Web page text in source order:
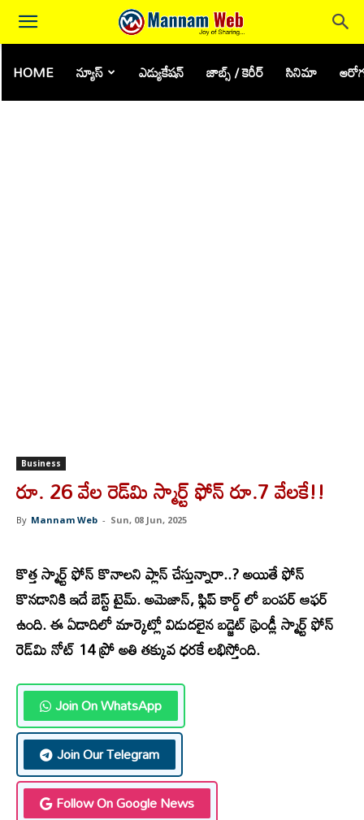
HOME న్యూస్ ఎడ్యుకేషన్ జాబ్స్ / కెరీర్ సినిమా
Business
రూ. 26 వేల రెడ్‌మి స్మార్ట్ ఫోన్ రూ.7 వేలకే!!
By Mannam Web - Sun, 08 Jun, 2025
కొత్త స్మార్ట్ ఫోన్ కొనాలని ప్లాన్ చేస్తున్నారా..? అయితే ఫోన్
కొనడానికి ఇదే బెస్ట్ టైమ్. అమెజాన్, ఫ్లిప్ కార్డ్ లో బంపర్ ఆఫర్
ఉంది. ఈ ఏడాదిలో మార్కెట్లో విడుదలైన బడ్జెట్ ఫ్రెండ్లీ స్మార్ట్ ఫోన్
రెడ్‌మి నోట్ 14 ప్రో అతి తక్కువ ధరకే లభిస్తోంది.
Join On WhatsApp
Join Our Telegram
Follow On Google News